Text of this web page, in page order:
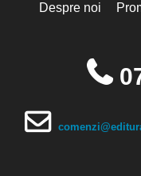
Despre noi